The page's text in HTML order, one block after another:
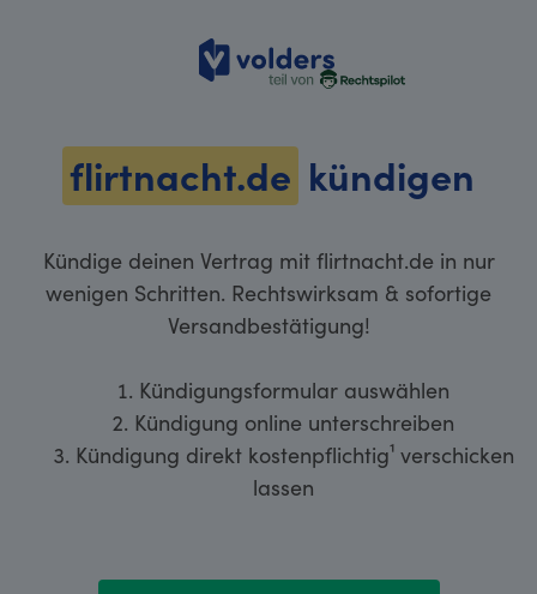
volders
flirtnacht.de kündigen
Kündige deinen Vertrag mit flirtnacht.de in nur
wenigen Schritten. Rechtswirksam & sofortige
Versandbestätigung!
Kündigungsformular auswählen
Kündigung online unterschreiben
Kündigung direkt kostenpflichtig¹ verschicken
lassen